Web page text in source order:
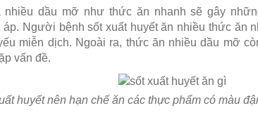
nhiều dầu mỡ như thức ăn nhanh sẽ gây
áp. Người bệnh sốt xuất huyết ăn nhiều thức ăn
miễn dịch. Ngoài ra, thức ăn nhiều dầu mỡ
vấn đề.
huyết nên hạn chế ăn các thực phẩm có màu